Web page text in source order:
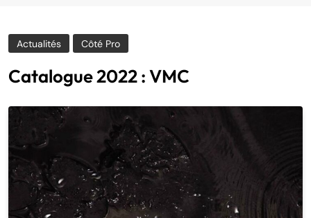
Actualités Côté Pro
Catalogue 2022 : VMC